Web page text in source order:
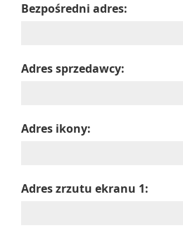
Bezpośredni adres:
Adres sprzedawcy:
Adres ikony:
Adres zrzutu ekranu 1: